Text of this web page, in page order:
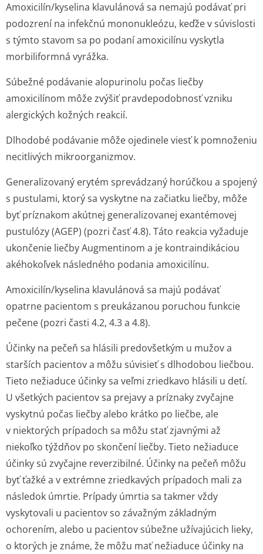
Amoxicilín/kyselina klavulánová sa nemajú podávať pri
podozrení na infekčnú mononukleózu, keďže v súvislosti
s týmto stavom sa po podaní amoxicilínu vyskytla
morbiliformná vyrážka.
Súbežné podávanie alopurinolu počas liečby
amoxicilínom môže zvýšiť pravdepodobnosť vzniku
alergických kožných reakcií.
Dlhodobé podávanie môže ojedinele viesť k pomnoženiu
necitlivých mikroorganizmov.
Generalizovaný erytém sprevádzaný horúčkou a spojený
s pustulami, ktorý sa vyskytne na začiatku liečby, môže
byť príznakom akútnej generalizovanej exantémovej
pustulózy (AGEP) (pozri časť 4.8). Táto reakcia vyžaduje
ukončenie liečby Augmentinom a je kontraindikáciou
akéhokoľvek následného podania amoxicilínu.
Amoxicilín/kyselina klavulánová sa majú podávať
opatrne pacientom s preukázanou poruchou funkcie
pečene (pozri časti 4.2, 4.3 a 4.8).
Účinky na pečeň sa hlásili predovšetkým u mužov a
starších pacientov a môžu súvisieť s dlhodobou liečbou.
Tieto nežiaduce účinky sa veľmi zriedkavo hlásili u detí.
U všetkých pacientov sa prejavy a príznaky zvyčajne
vyskytnú počas liečby alebo krátko po liečbe, ale
v niektorých prípadoch sa môžu stať zjavnými až
niekoľko týždňov po skončení liečby. Tieto nežiaduce
účinky sú zvyčajne reverzibilné. Účinky na pečeň môžu
byť ťažké a v extrémne zriedkavých prípadoch mali za
následok úmrtie. Prípady úmrtia sa takmer vždy
vyskytovali u pacientov so závažným základným
ochorením, alebo u pacientov súbežne užívajúcich lieky,
o ktorých je známe, že môžu mať nežiaduce účinky na